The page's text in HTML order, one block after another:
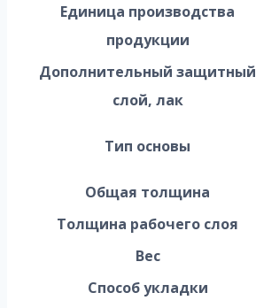
Единица производства
продукции
Дополнительный защитный
слой, лак
Тип основы
Общая толщина
Толщина рабочего слоя
Вес
Способ укладки